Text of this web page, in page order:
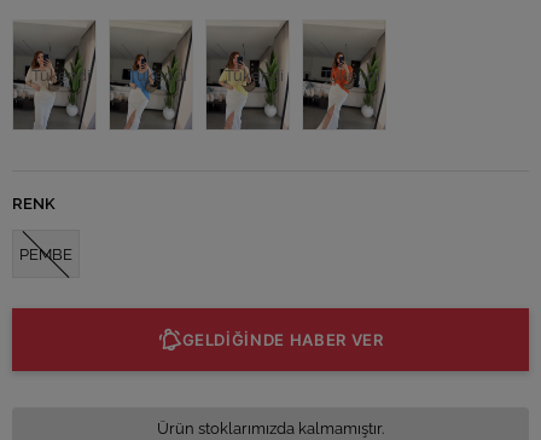
Tükendi Tükendi Tükendi Tükendi
RENK
PEMBE
GELDİĞİNDE HABER VER
Ürün stoklarımızda kalmamıştır.